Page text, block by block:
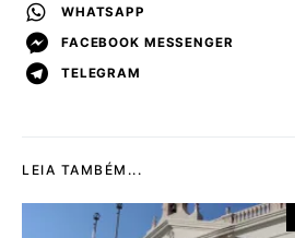
WHATSAPP
FACEBOOK MESSENGER
TELEGRAM
LEIA TAMBÉM...